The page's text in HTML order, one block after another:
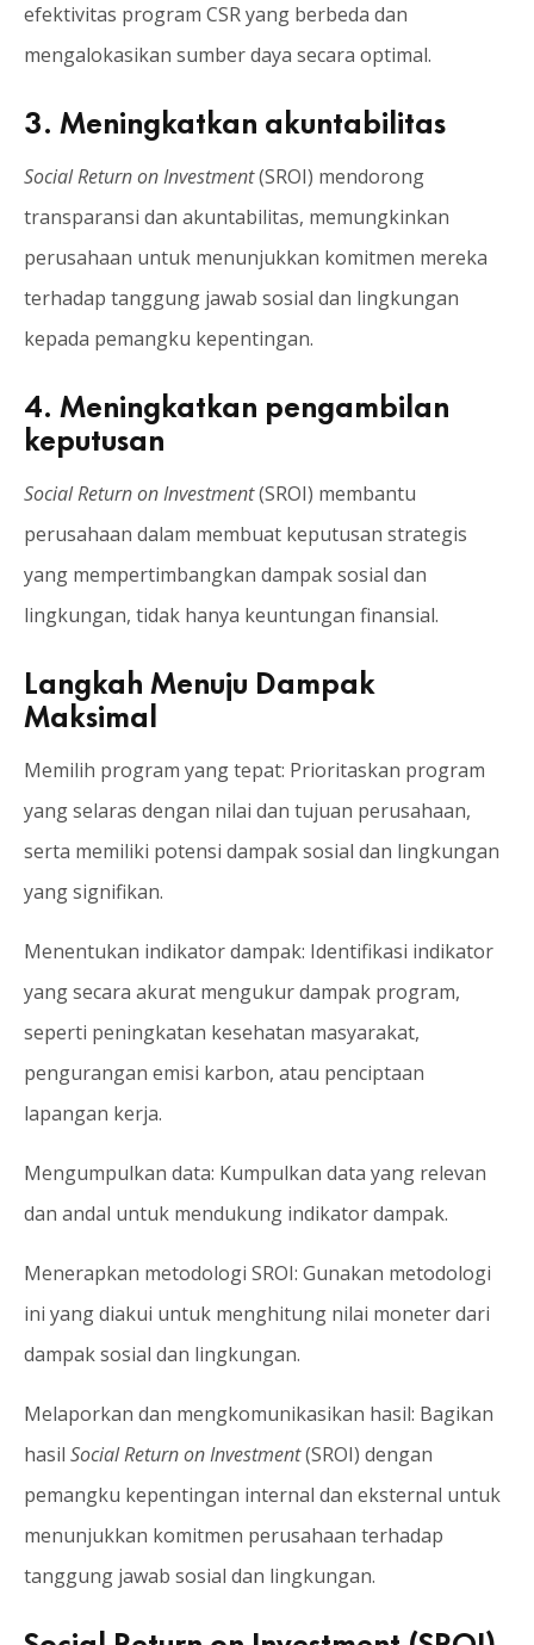
efektivitas program CSR yang berbeda dan
mengalokasikan sumber daya secara optimal.
3. Meningkatkan akuntabilitas
Social Return on Investment(SROI) mendorong
transparansi dan akuntabilitas, memungkinkan
perusahaan untuk menunjukkan komitmen mereka
terhadap tanggung jawab sosial dan lingkungan
kepada pemangku kepentingan.
4. Meningkatkan pengambilan
keputusan
Social Return on Investment(SROI) membantu
perusahaan dalam membuat keputusan strategis
yang mempertimbangkan dampak sosial dan
lingkungan, tidak hanya keuntungan finansial.
Langkah Menuju Dampak
Maksimal
Memilih program yang tepat: Prioritaskan program
yang selaras dengan nilai dan tujuan perusahaan,
serta memiliki potensi dampak sosial dan lingkungan
yang signifikan.
Menentukan indikator dampak: Identifikasi indikator
yang secara akurat mengukur dampak program,
seperti peningkatan kesehatan masyarakat,
pengurangan emisi karbon, atau penciptaan
lapangan kerja.
Mengumpulkan data: Kumpulkan data yang relevan
dan andal untuk mendukung indikator dampak.
Menerapkan metodologi SROI: Gunakan metodologi
ini yang diakui untuk menghitung nilai moneter dari
dampak sosial dan lingkungan.
Melaporkan dan mengkomunikasikan hasil: Bagikan
hasil Social Return on Investment(SROI) dengan
pemangku kepentingan internal dan eksternal untuk
menunjukkan komitmen perusahaan terhadap
tanggung jawab sosial dan lingkungan.